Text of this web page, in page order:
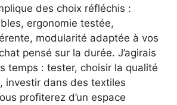
des choix réfléchis :
ergonomie testée,
modularité adaptée à vos
pensé sur la durée. J’agirais
temps : tester, choisir la qualité
investir dans des textiles
profiterez d’un espace